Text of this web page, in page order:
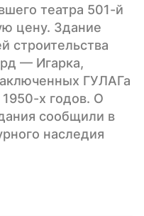
театра 501-й
цену. Здание
строительства
— Игарка,
ГУЛАГа
х годов. О
сообщили в
наследия